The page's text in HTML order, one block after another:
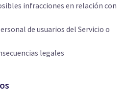
infracciones en relación con
de usuarios del Servicio o
legales